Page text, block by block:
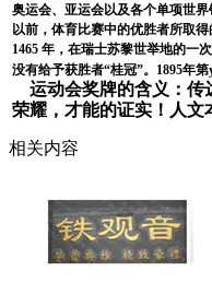
奥运会、亚运会以及各个单项世
以前，体育比赛中的优胜者所取
1465 年，在瑞士苏黎世举地的一
没有给予获胜者“桂冠”。1895年
运动会奖牌的含义：传
荣耀，才能的证实！人文
相关内容